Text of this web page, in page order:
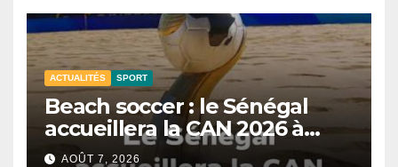
ACTUALITÉS SPORT
Beach soccer : le Sénégal
accueillera la CAN 2026 à
Dakar.
AOÛT 7, 2026